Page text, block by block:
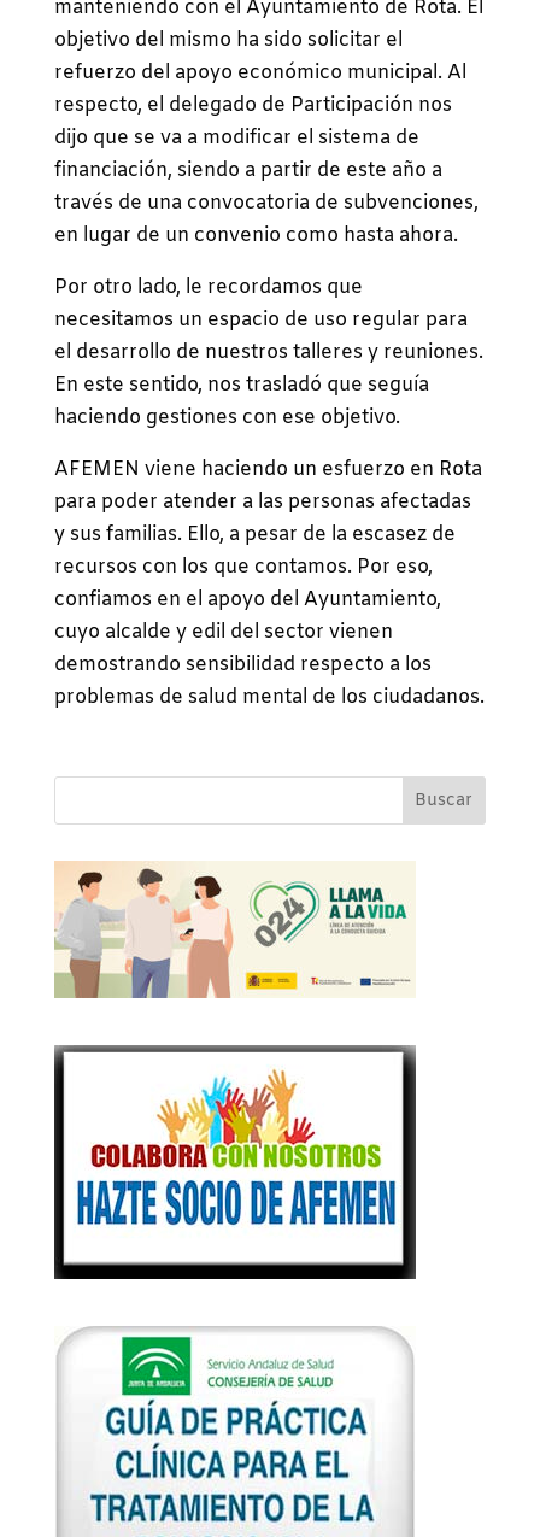
manteniendo con el Ayuntamiento de Rota. El
objetivo del mismo ha sido solicitar el
refuerzo del apoyo económico municipal. Al
respecto, el delegado de Participación nos
dijo que se va a modificar el sistema de
financiación, siendo a partir de este año a
través de una convocatoria de subvenciones,
en lugar de un convenio como hasta ahora.
Por otro lado, le recordamos que
necesitamos un espacio de uso regular para
el desarrollo de nuestros talleres y reuniones.
En este sentido, nos trasladó que seguía
haciendo gestiones con ese objetivo.
AFEMEN viene haciendo un esfuerzo en Rota
para poder atender a las personas afectadas
y sus familias. Ello, a pesar de la escasez de
recursos con los que contamos. Por eso,
confiamos en el apoyo del Ayuntamiento,
cuyo alcalde y edil del sector vienen
demostrando sensibilidad respecto a los
problemas de salud mental de los ciudadanos.